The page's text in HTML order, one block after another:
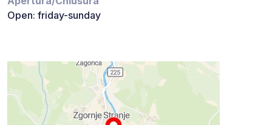
Open: friday-sunday